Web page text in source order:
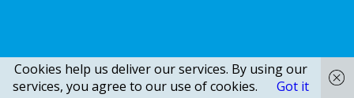
Cookies help us deliver our services. By using our
services, you agree to our use of cookies.
Got it